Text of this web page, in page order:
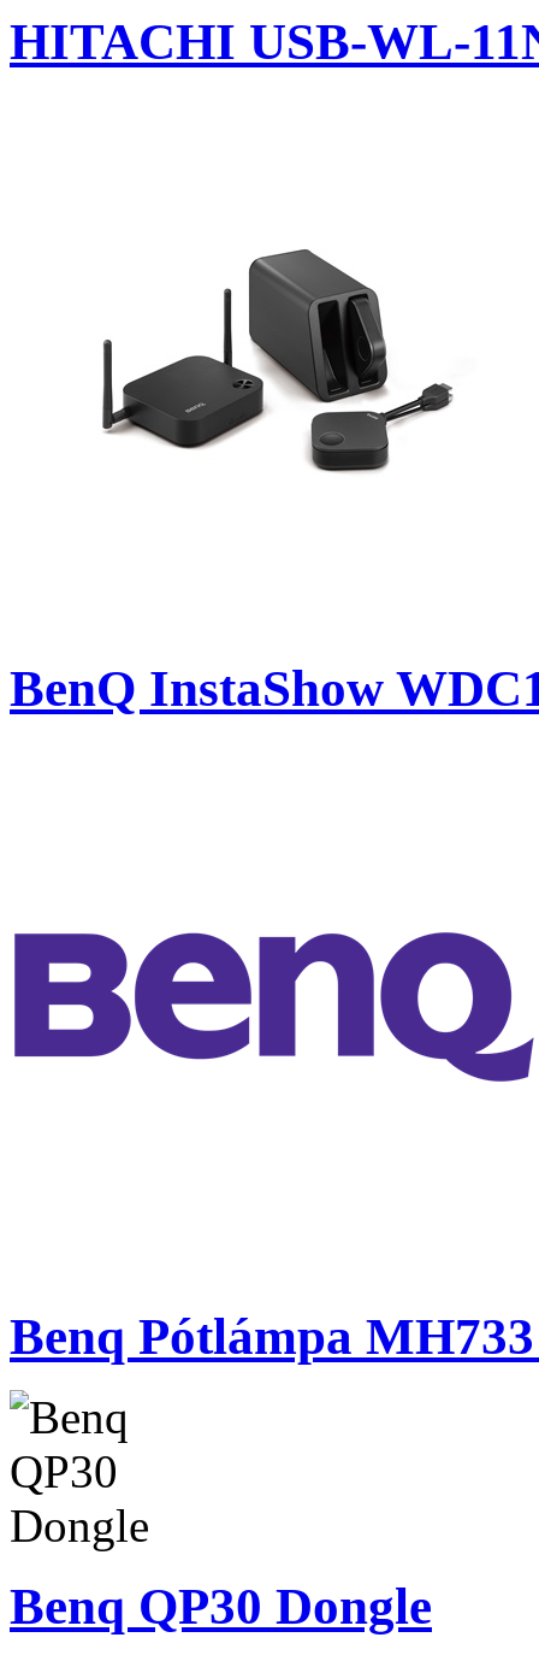
HITACHI USB-WL-
BenQ InstaShow
Benq Pótlámpa
Benq QP30 Dongle